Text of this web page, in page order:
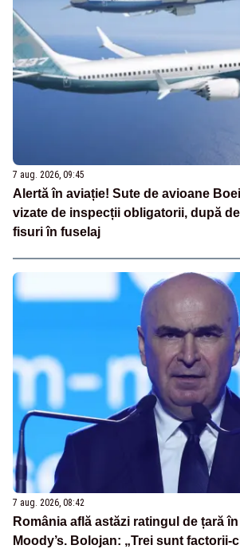
7 aug. 2026, 09:45
Alertă în aviație! Sute de avioane
vizate de inspecții obligatorii, după
fisuri în fuselaj
7 aug. 2026, 08:42
România află astăzi ratingul de țară
Moody’s. Bolojan: „Trei sunt factorii-